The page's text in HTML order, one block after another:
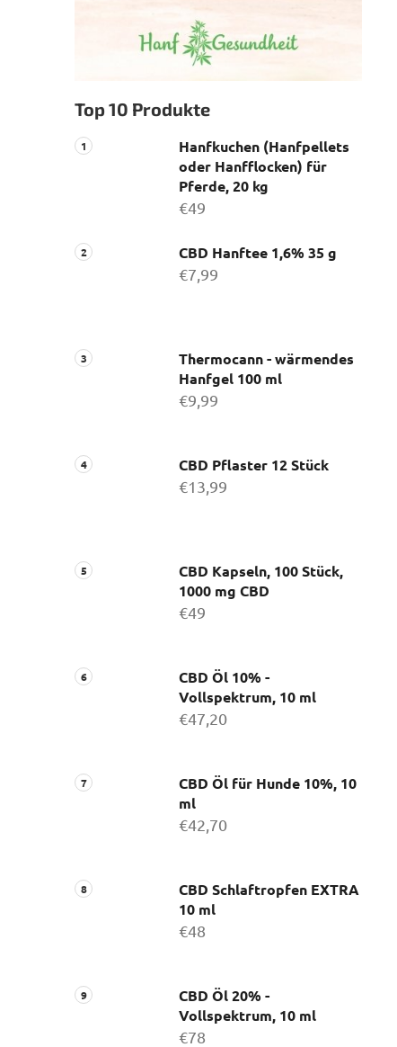
Top 10 Produkte
Hanfkuchen (Hanfpellets
oder Hanfflocken) für
Pferde, 20 kg
€49
CBD Hanftee 1,6% 35 g
€7,99
Thermocann - wärmendes
Hanfgel 100 ml
€9,99
CBD Pflaster 12 Stück
€13,99
CBD Kapseln, 100 Stück,
1000 mg CBD
€49
CBD Öl 10% -
Vollspektrum, 10 ml
€47,20
CBD Öl für Hunde 10%, 10
ml
€42,70
CBD Schlaftropfen EXTRA
10 ml
€48
CBD Öl 20% -
Vollspektrum, 10 ml
€78